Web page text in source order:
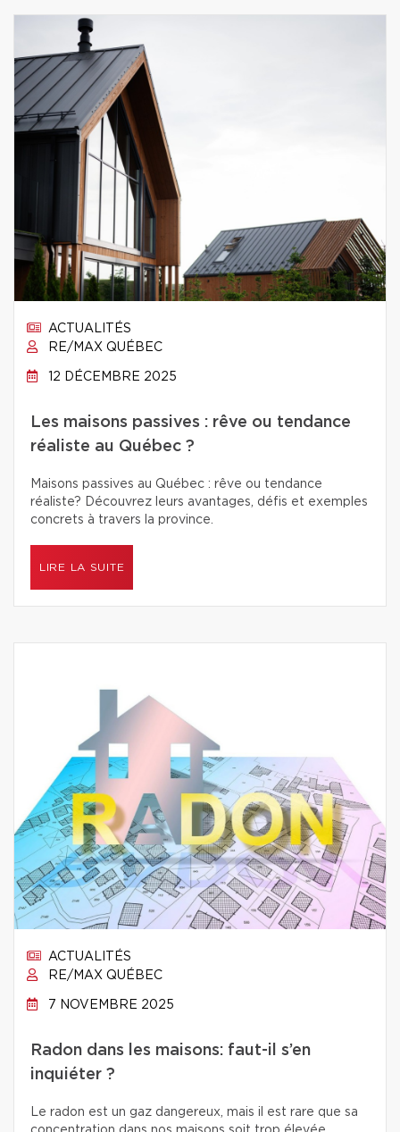
ACTUALITÉS
RE/MAX QUÉBEC
12 DÉCEMBRE 2025
Les maisons passives : rêve ou tendance
réaliste au Québec ?
Maisons passives au Québec : rêve ou tendance
réaliste? Découvrez leurs avantages, défis et exemples
concrets à travers la province.
LIRE LA SUITE
ACTUALITÉS
RE/MAX QUÉBEC
7 NOVEMBRE 2025
Radon dans les maisons: faut-il s’en
inquiéter ?
Le radon est un gaz dangereux, mais il est rare que sa